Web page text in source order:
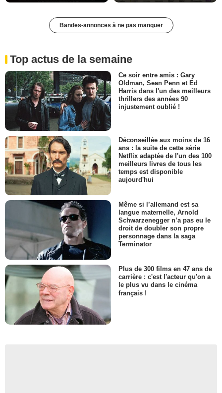
Bandes-annonces à ne pas manquer
Top actus de la semaine
Ce soir entre amis : Gary
Oldman, Sean Penn et Ed
Harris dans l'un des meilleurs
thrillers des années 90
injustement oublié !
Déconseillée aux moins de 16
ans : la suite de cette série
Netflix adaptée de l'un des 100
meilleurs livres de tous les
temps est disponible
aujourd'hui
Même si l’allemand est sa
langue maternelle, Arnold
Schwarzenegger n’a pas eu le
droit de doubler son propre
personnage dans la saga
Terminator
Plus de 300 films en 47 ans de
carrière : c'est l'acteur qu'on a
le plus vu dans le cinéma
français !